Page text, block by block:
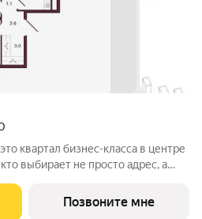
выбирает не просто адрес, а
повседневного комфорта
Позвоните мне